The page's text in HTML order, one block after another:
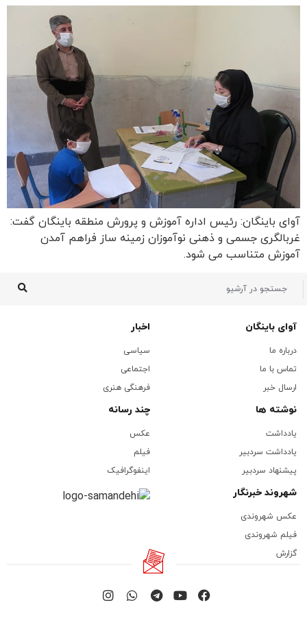
آوای باینگان: رئیس اداره آموزش و پرورش منطقه باینگان گفت:
غربالگری جسمی و ذهنی نوآموزان زمینه ساز فراهم آمدن
آموزش متناسب می شود.
آوای باینگان
درباره ما
تماس با ما
ارسال خبر
اخبار
سیاسی
اجتماعی
فرهنگی هنری
نوشته ها
یادداشت
یادداشت سردبیر
پیشنهاد سردبیر
چند رسانه
عکس
فیلم
اینفوگرافیک
شهروند خبرنگار
عکس شهروندی
فیلم شهروندی
گزارش